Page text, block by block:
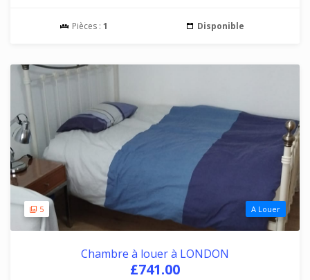
Pièces : 1 Disponible
5 A Louer
Chambre à louer à LONDON
£741.00